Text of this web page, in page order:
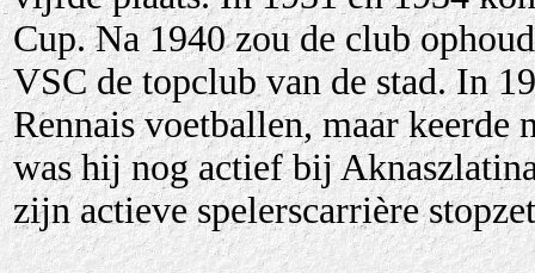
Cup. Na 1940 zou de club
VSC de topclub van de stad. In
Rennais voetballen, maar keerde
was hij nog actief bij
zijn actieve spelerscarrière